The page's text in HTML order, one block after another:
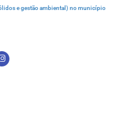
e gestão ambiental) no município